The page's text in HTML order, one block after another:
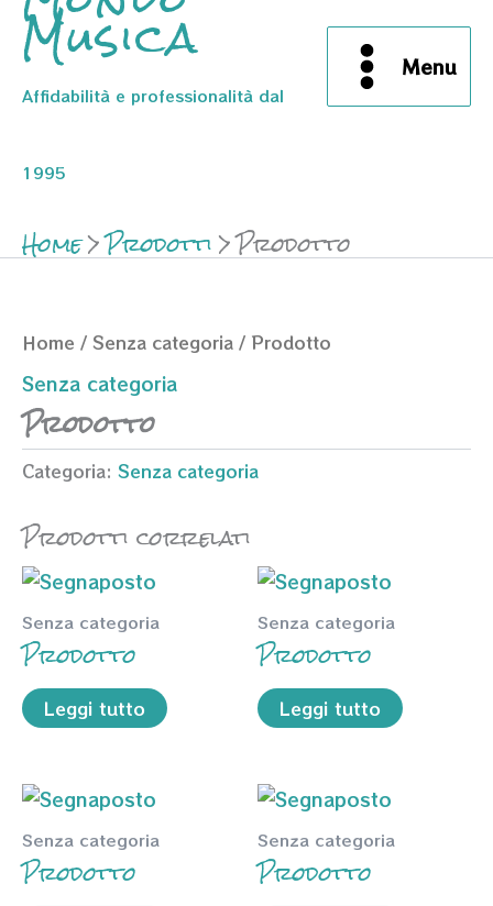
Musica
Affidabilità e professionalità dal
1995
Menu
Home Prodotti Prodotto
Home / Senza categoria / Prodotto
Senza categoria
Prodotto
Categoria: Senza categoria
Prodotti correlati
Senza categoria
Prodotto
Leggi tutto
Senza categoria
Prodotto
Leggi tutto
Senza categoria
Prodotto
Senza categoria
Prodotto